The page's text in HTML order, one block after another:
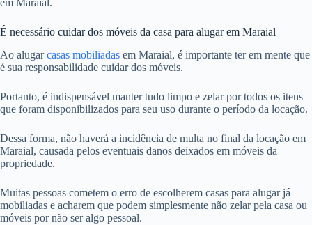
em Maraial.
É necessário cuidar dos móveis da casa para alugar em Maraial
Ao alugarcasas mobiliadas em Maraial, é importante ter em mente que
é sua responsabilidade cuidar dos móveis.
Portanto, é indispensável manter tudo limpo e zelar por todos os itens
que foram disponibilizados para seu uso durante o período da locação.
Dessa forma, não haverá a incidência de multa no final da locação em
Maraial, causada pelos eventuais danos deixados em móveis da
propriedade.
Muitas pessoas cometem o erro de escolherem casas para alugar já
mobiliadas e acharem que podem simplesmente não zelar pela casa ou
móveis por não ser algo pessoal.